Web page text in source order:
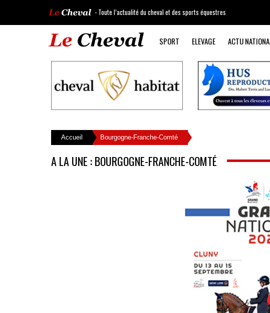
- Toute l’actualité du cheval et des sports équestres
SPORT ELEVAGE ACTU
Accueil Bourgogne-Franche-Comté
A LA UNE : BOURGOGNE-FRANCHE-COMTÉ